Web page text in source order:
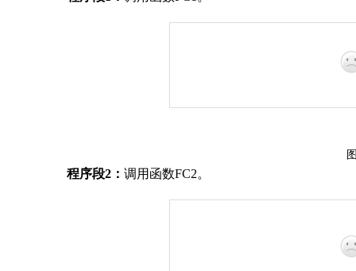
程序段2 ： 调用 函数FC2。